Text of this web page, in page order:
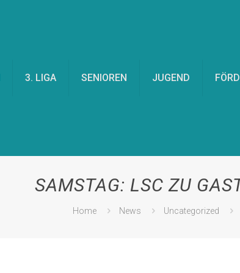
3. LIGA SENIOREN JUGEND
SAMSTAG: LSC ZU
Home News Uncategorized